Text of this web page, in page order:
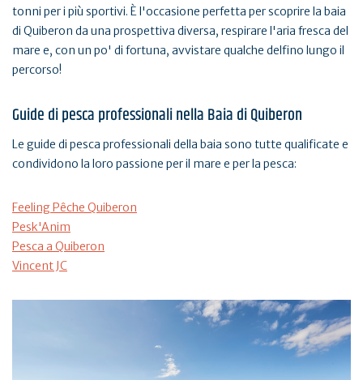
tonni per i più sportivi. È l'occasione perfetta per scoprire la baia
di Quiberon da una prospettiva diversa, respirare l'aria fresca del
mare e, con un po' di fortuna, avvistare qualche delfino lungo il
percorso!
Guide di pesca professionali nella Baia di Quiberon
Le guide di pesca professionali della baia sono tutte qualificate e
condividono la loro passione per il mare e per la pesca:
Feeling Pêche Quiberon
Pesk'Anim
Pesca a Quiberon
Vincent JC